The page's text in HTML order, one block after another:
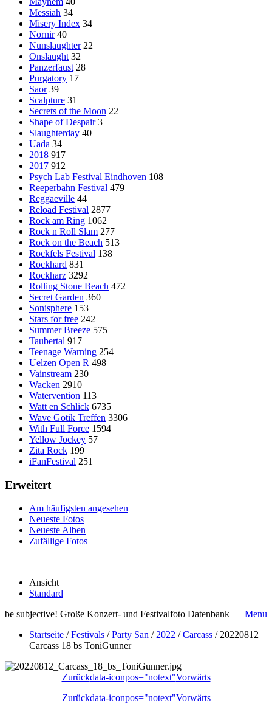
Messiah 34
Misery Index 34
Nornir 40
Nunslaughter 22
Onslaught 32
Panzerfaust 28
Purgatory 17
Saor 39
Scalpture 31
Secrets of the Moon 22
Shape of Despair 3
Slaughterday 40
Uada 34
2018 917
2017 912
Psych Lab Festival Eindhoven 108
Reeperbahn Festival 479
Reggaeville 44
Reload Festival 2877
Rock am Ring 1062
Rock n Roll Slam 277
Rock on the Beach 513
Rockfels Festival 138
Rockhard 831
Rockharz 3292
Rolling Stone Beach 472
Secret Garden 360
Sonisphere 153
Stars for free 242
Summer Breeze 575
Taubertal 917
Teenage Warning 254
Uelzen Open R 498
Vainstream 230
Wacken 2910
Watervention 113
Watt en Schlick 6735
Wave Gotik Treffen 3306
With Full Force 1594
Yellow Jockey 57
Zita Rock 199
iFanFestival 251
Erweitert
Am häufigsten angesehen
Neueste Fotos
Neueste Alben
Zufällige Fotos
Ansicht
Standard
be subjective! Große Konzert- und Festivalfoto Datenbank
Menu
Startseite /Festivals /Party San / 2022 /Carcass / 20220812
Carcass 18 bs ToniGunner
Zurückdata-iconpos="notext"Vorwärts
Zurückdata-iconpos="notext"Vorwärts